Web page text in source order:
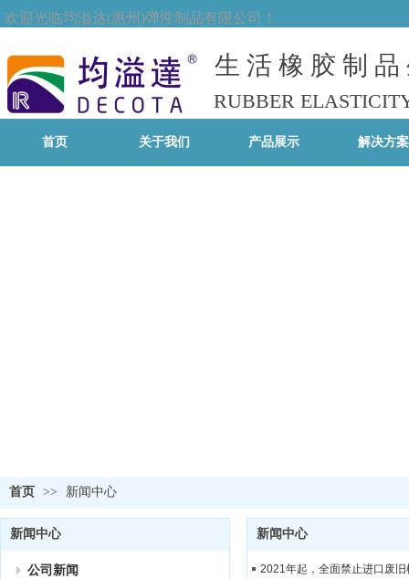
欢迎光临均溢达(惠州)弹性制品有限公司！
生 活 橡 胶 制 品
RUBBER
首页 关于我们 产品展示 解决方案
首页 >> 新闻中心
新闻中心
公司新闻
新闻中心
2021年起，全面禁止进口废旧